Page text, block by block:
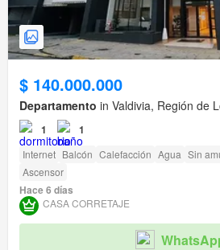
$ 140.000.000
Departamento in Valdivia, Región de
1 1
Internet Balcón Calefacción Agua Sin
Ascensor
Hace 6 días
CASA CORRETAJE